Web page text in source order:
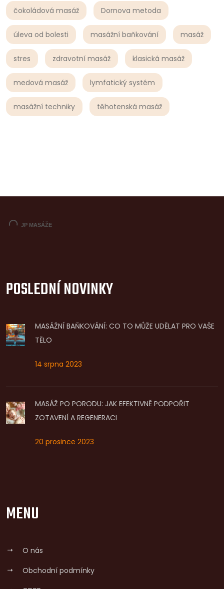
čokoládová masáž Dornova metoda
úleva od bolesti masážní baňkování masáž
stres zdravotní masáž klasická masáž
medová masáž lymfatický systém
masážní techniky těhotenská masáž
POSLEDNÍ NOVINKY
MASÁŽNÍ BAŇKOVÁNÍ: CO TO MŮŽE UDĚLAT PRO VAŠE
TĚLO
14 srpna 2023
MASÁŽ PO PORODU: JAK EFEKTIVNĚ PODPOŘIT
ZOTAVENÍ A REGENERACI
20 prosince 2023
MENU
O nás
Obchodní podmínky